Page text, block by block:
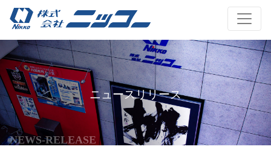
NEWS-RELEASE
ニュースリリース